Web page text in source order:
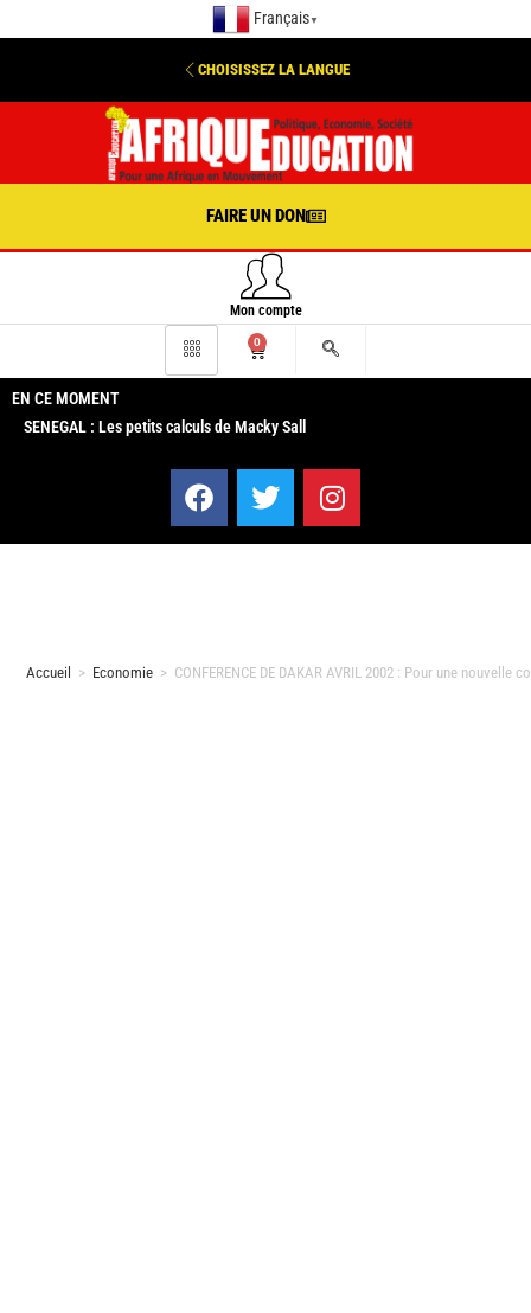
Français ▼
CHOISISSEZ LA LANGUE
FAIRE UN DON
Mon compte
0
EN CE MOMENT
SENEGAL : Les petits calculs de Macky Sall
Accueil > Economie > CONFERENCE DE DAKAR AVRIL 2002 : Pour une